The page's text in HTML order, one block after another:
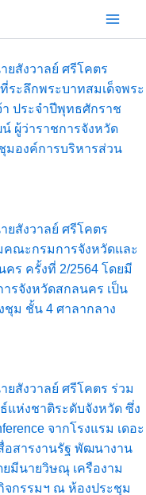
ยสังวาลย์ ศรีโคตร
ะลึกพระบาทสมเด็จพระ
า ประจำปีพุทธศักราช
ผู้ว่าราชการจังหวัด
มองค์การบริหารส่วน
ยสังวาลย์ ศรีโคตร
ณะกรมการจังหวัดและ
ร ครั้งที่ 2/2564 โดยมี
รจังหวัดสกลนคร เป็น
ม ชั้น 4 ศาลากลาง
ยสังวาลย์ ศรีโคตร ร่วม
ห่งชาติระดับจังหวัด ซึ่ง
จากโรงแรม เดอะ
อสารงานรัฐ พัฒนางาน
ยมีนายวิษณุ เครืองาม
จกรรมฯ ณ ห้องประชุม